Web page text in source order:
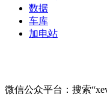
数据
车库
加电站
微信公众平台：搜索